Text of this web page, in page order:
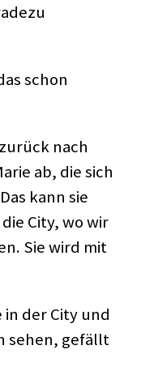
schon
nach
ab, die sich
kann sie
City, wo wir
Sie wird mit
in der City und
sehen, gefällt